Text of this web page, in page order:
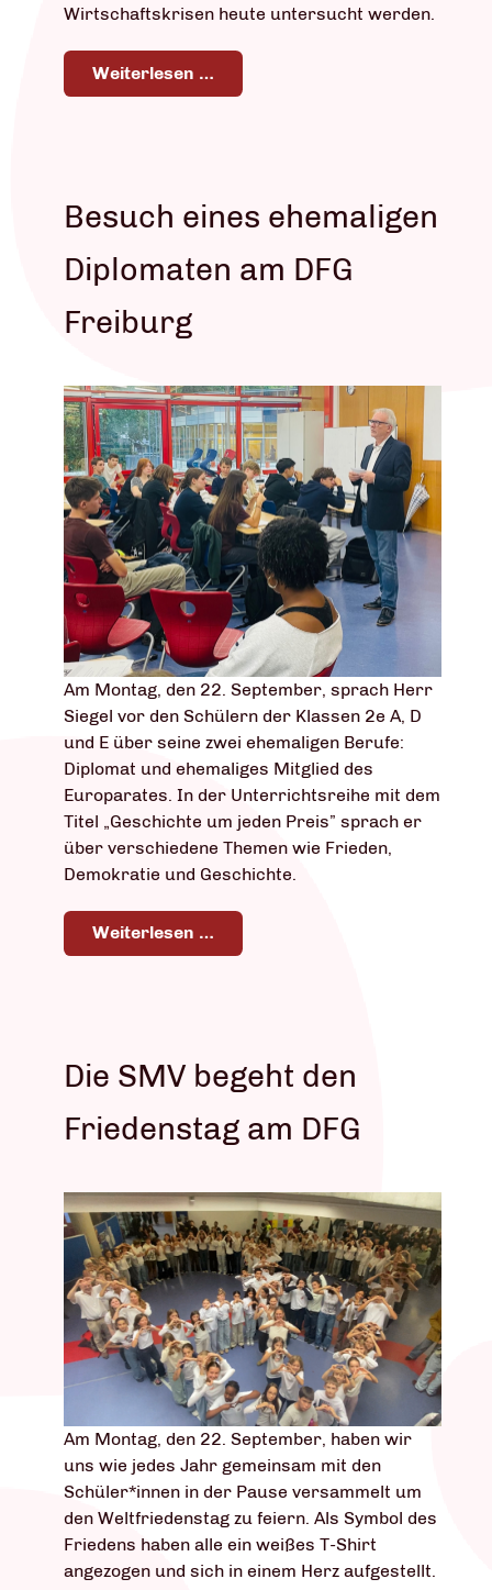
Wirtschaftskrisen heute untersucht werden.
Weiterlesen …
Besuch eines ehemaligen
Diplomaten am DFG
Freiburg
Am Montag, den 22. September, sprach Herr
Siegel vor den Schülern der Klassen 2e A, D
und E über seine zwei ehemaligen Berufe:
Diplomat und ehemaliges Mitglied des
Europarates. In der Unterrichtsreihe mit dem
Titel „Geschichte um jeden Preis” sprach er
über verschiedene Themen wie Frieden,
Demokratie und Geschichte.
Weiterlesen …
Die SMV begeht den
Friedenstag am DFG
Am Montag, den 22. September, haben wir
uns wie jedes Jahr gemeinsam mit den
Schüler*innen in der Pause versammelt um
den Weltfriedenstag zu feiern. Als Symbol des
Friedens haben alle ein weißes T-Shirt
angezogen und sich in einem Herz aufgestellt.